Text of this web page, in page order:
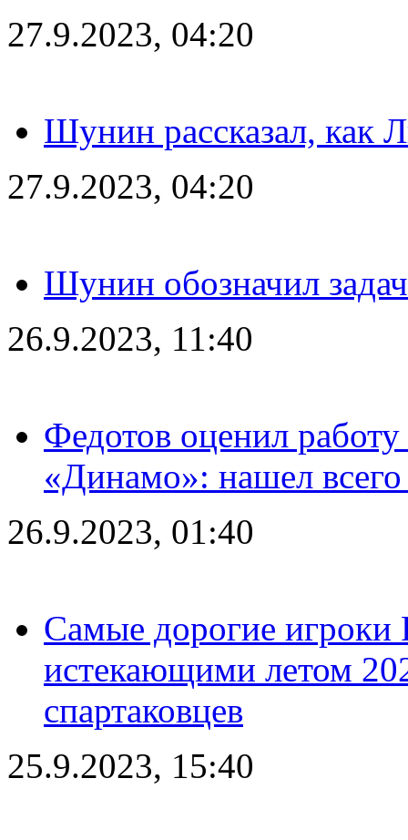
27.9.2023, 04:20
Шунин рассказал, как
27.9.2023, 04:20
Шунин обозначил
26.9.2023, 11:40
Федотов оценил
«Динамо»: нашел
26.9.2023, 01:40
Самые дорогие игроки
истекающими летом
спартаковцев
25.9.2023, 15:40